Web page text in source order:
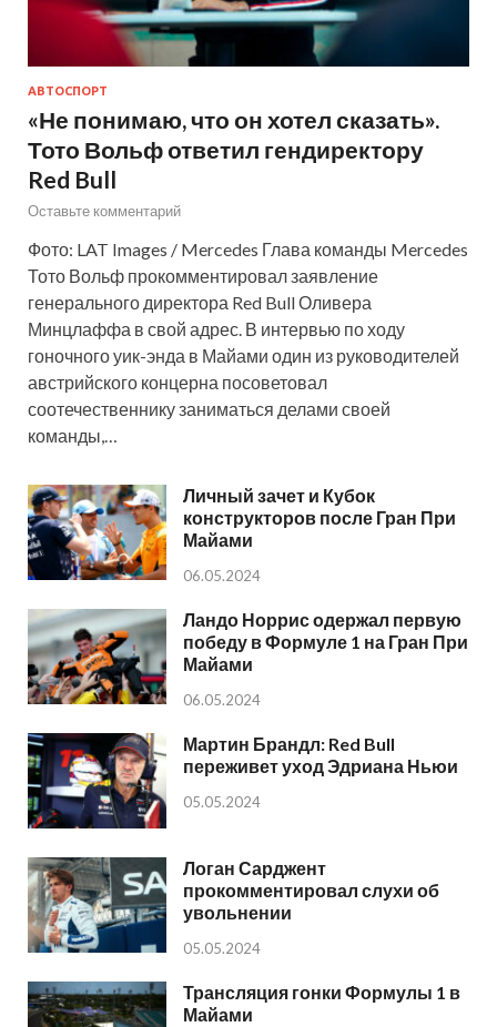
АВТОСПОРТ
«Не понимаю, что он хотел сказать».
Тото Вольф ответил гендиректору
Red Bull
Оставьте комментарий
Фото: LAT Images / Mercedes Глава команды Mercedes
Тото Вольф прокомментировал заявление
генерального директора Red Bull Оливера
Минцлаффа в свой адрес. В интервью по ходу
гоночного уик-энда в Майами один из руководителей
австрийского концерна посоветовал
соотечественнику заниматься делами своей
команды,…
Личный зачет и Кубок
конструкторов после Гран При
Майами
06.05.2024
Ландо Норрис одержал первую
победу в Формуле 1 на Гран При
Майами
06.05.2024
Мартин Брандл: Red Bull
переживет уход Эдриана Ньюи
05.05.2024
Логан Сарджент
прокомментировал слухи об
увольнении
05.05.2024
Трансляция гонки Формулы 1 в
Майами